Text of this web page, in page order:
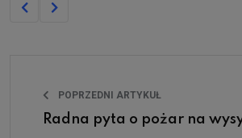
POPRZEDNI ARTYKUŁ
Radna pyta o pożar na